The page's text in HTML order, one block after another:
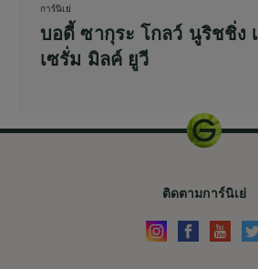
การ์นิเย่
บอดี้ ซากุระ โกลว์ นูริชชิ่ง
เซรั่ม มิลค์ ยูวี
ติดตามการ์นิเย่